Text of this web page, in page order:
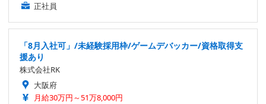
正社員
「8月入社可」/未経験採用枠/ゲームデバッカー/資格取得支
援あり
株式会社RK
大阪府
月給30万円～51万8,000円